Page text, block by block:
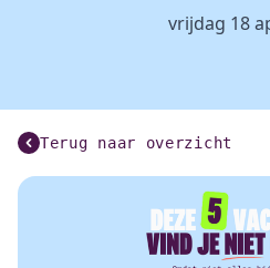
vrijdag 18
Terug naar overzicht